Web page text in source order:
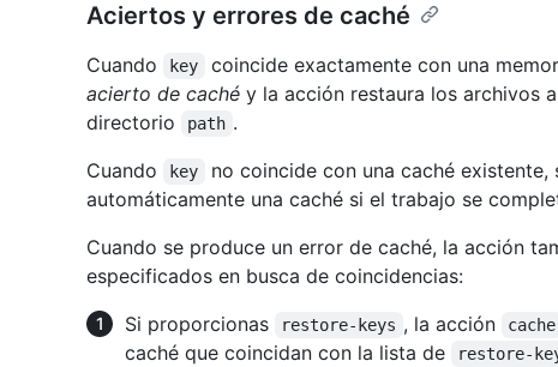
Aciertos y errores de caché
Cuando key
coincide exactamente con una
acierto de caché y la acción restaura los archivos
directorio
path .
Cuando
key no coincide con una caché existente,
automáticamente una caché si el trabajo se
Cuando se produce un error de caché, la acción
especificados en busca de coincidencias:
Si proporcionas
restore-keys , la acción cache
caché que coincidan con la lista de
restore-